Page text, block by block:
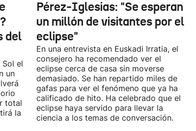
del
el
un
total
la
Pérez-Iglesias: "Se esperan
un millón de visitantes por el
eclipse"
En una entrevista en Euskadi Irratia, el
consejero ha recomendado ver el
eclipse cerca de casa sin moverse
demasiado. Se han repartido miles de
gafas para ver el fenómeno que ya ha
calificado de hito. Ha celebrado que el
eclipse haya servido para llevar la
ciencia a los temas de conversación.